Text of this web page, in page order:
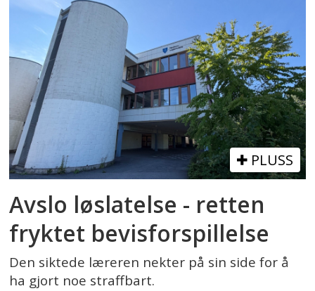
PLUSS
Avslo løslatelse - retten
fryktet bevisforspillelse
Den siktede læreren nekter på sin side for å
ha gjort noe straffbart.